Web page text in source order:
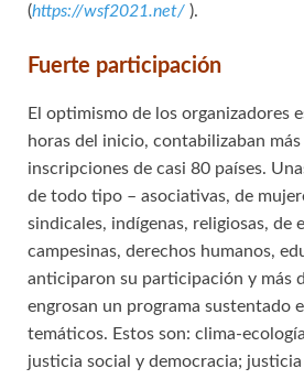
(https://wsf2021.net/ ).
Fuerte participación
El optimismo de los organizadores
horas del inicio, contabilizaban
inscripciones de casi 80 países.
de todo tipo – asociativas, de
sindicales, indígenas, religiosas, de
campesinas, derechos humanos,
anticiparon su participación y más
engrosan un programa sustentado
temáticos. Estos son: clima-
justicia social y democracia;